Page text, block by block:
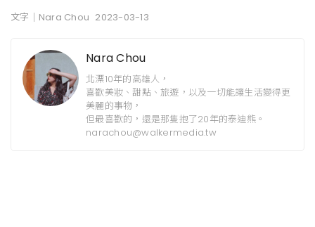
文字｜Nara Chou 2023-03-13
Nara Chou
北漂10年的高雄人，
喜歡美妝、甜點、旅遊，以及一切能讓生活變得更
美麗的事物，
但最喜歡的，還是那隻抱了20年的泰迪熊。
narachou@walkermedia.tw